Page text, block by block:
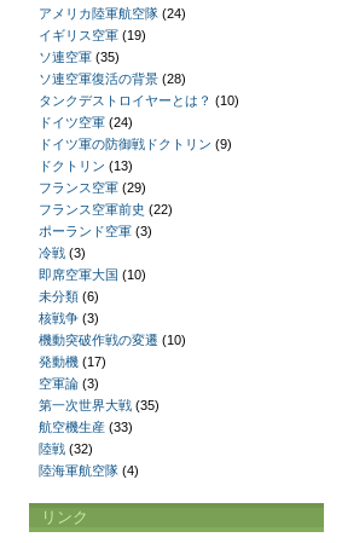
アメリカ陸軍航空隊(24)
イギリス空軍(19)
ソ連空軍(35)
ソ連空軍復活の背景(28)
タンクデストロイヤーとは？ (10)
ドイツ空軍(24)
ドイツ軍の防御戦ドクトリン (9)
ドクトリン (13)
フランス空軍(29)
フランス空軍前史 (22)
ポーランド空軍(3)
冷戦(3)
即席空軍大国 (10)
未分類(6)
核戦争(3)
機動突破作戦の変遷 (10)
発動機(17)
空軍論(3)
第一次世界大戦(35)
航空機生産(33)
陸戦(32)
陸海軍航空隊(4)
リンク